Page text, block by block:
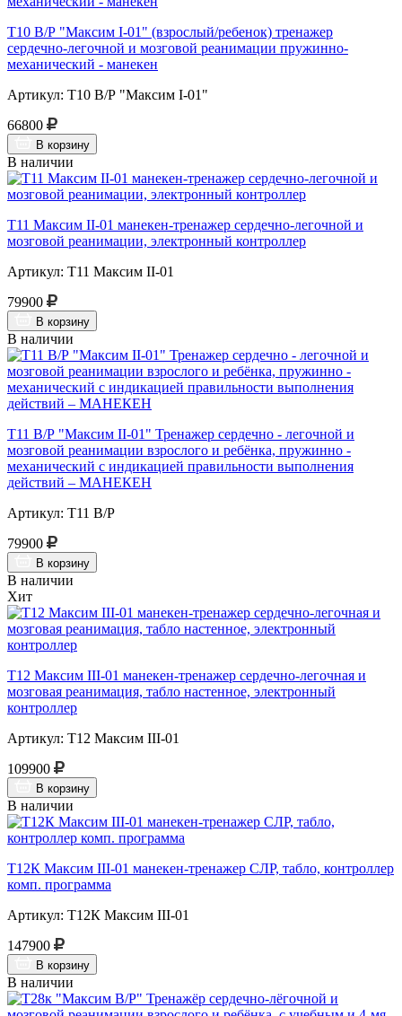
Т10 В/Р "Максим I-01" (взрослый/ребенок) тренажер
сердечно-легочной и мозговой реанимации пружинно-
механический - манекен
Артикул: Т10 В/Р "Максим I-01"
66800
В корзину
В наличии
Т11 Максим II-01 манекен-тренажер сердечно-легочной и
мозговой реанимации, электронный контроллер
Артикул: Т11 Максим II-01
79900
В корзину
В наличии
Т11 В/Р "Максим II-01" Тренажер сердечно - легочной и
мозговой реанимации взрослого и ребёнка, пружинно -
механический с индикацией правильности выполнения
действий – МАНЕКЕН
Артикул: Т11 В/Р
79900
В корзину
В наличии
Хит
Т12 Максим III-01 манекен-тренажер сердечно-легочная и
мозговая реанимация, табло настенное, электронный
контроллер
Артикул: Т12 Максим III-01
109900
В корзину
В наличии
Т12К Максим III-01 манекен-тренажер СЛР, табло, контроллер
комп. программа
Артикул: Т12К Максим III-01
147900
В корзину
В наличии